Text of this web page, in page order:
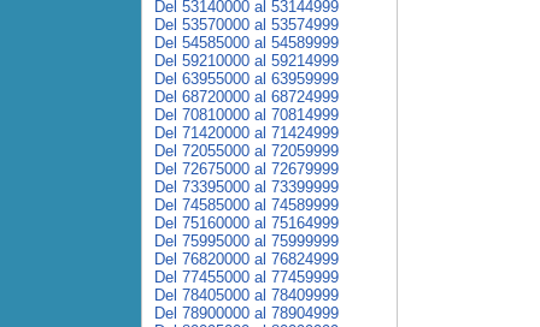
Del 53140000 al 53144999
Del 53570000 al 53574999
Del 54585000 al 54589999
Del 59210000 al 59214999
Del 63955000 al 63959999
Del 68720000 al 68724999
Del 70810000 al 70814999
Del 71420000 al 71424999
Del 72055000 al 72059999
Del 72675000 al 72679999
Del 73395000 al 73399999
Del 74585000 al 74589999
Del 75160000 al 75164999
Del 75995000 al 75999999
Del 76820000 al 76824999
Del 77455000 al 77459999
Del 78405000 al 78409999
Del 78900000 al 78904999